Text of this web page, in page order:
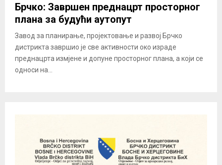
Брчко: Завршен преднацрт просторног
плана за будући аутопут
Завод за планирање, пројектовање и развој Брчко
дистрикта завршио је све активности око израде
преднацрта измјене и допуне просторног плана, а који се
односи на...